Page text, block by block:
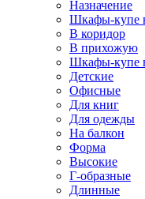
Назначение
Шкафы-купе
В коридор
В прихожую
Шкафы-купе
Детские
Офисные
Для книг
Для одежды
На балкон
Форма
Высокие
Г-образные
Длинные